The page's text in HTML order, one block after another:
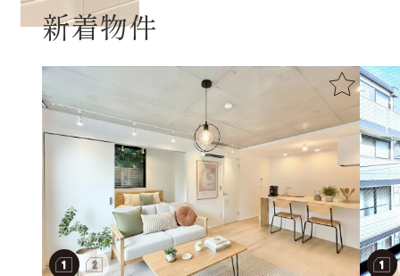
新着物件